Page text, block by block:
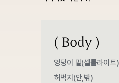
( Body )
엉덩이 밑(셀룰라이트)
허벅지(안,밖)